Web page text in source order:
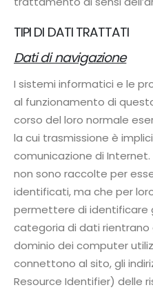
TIPI DI DATI TRATTATI
Dati di navigazione
I sistemi informatici e le
al funzionamento di
corso del loro normale
la cui trasmissione è
comunicazione di
non sono raccolte per
identificati, ma che per
permettere di identificare
categoria di dati rientrano
dominio dei computer
connettono al sito, gli
Resource Identifier) delle